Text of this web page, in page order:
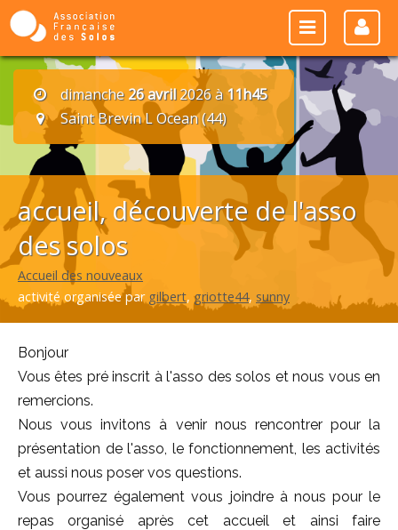
dimanche26 avril2026 à11h45
Saint Brevin L Ocean (44)
accueil, découverte de l'asso
des solos
Accueil des nouveaux
activité organisée par gilbert, griotte44, sunny
Bonjour
Vous êtes pré inscrit à l'asso des solos et nous vous en
remercions.
Nous vous invitons à venir nous rencontrer pour la
présentation de l'asso, le fonctionnement, les activités
et aussi nous poser vos questions.
Vous pourrez également vous joindre à nous pour le
repas organisé après cet accueil et ainsi faire